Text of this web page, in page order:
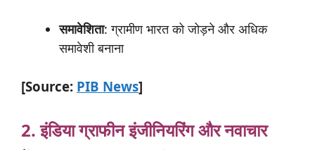
समावेशिता: ग्रामीण भारत को जोड़ने और अधिक
समावेशी बनाना
[Source: PIB News]
2. इंडियाग्राफीनइंजीनियरिंगऔरनवाचार